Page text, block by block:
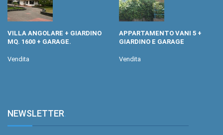
VILLA ANGOLARE + GIARDINO
MQ. 1600 + GARAGE.
Vendita
APPARTAMENTO VANI 5 +
GIARDINO E GARAGE
Vendita
NEWSLETTER.